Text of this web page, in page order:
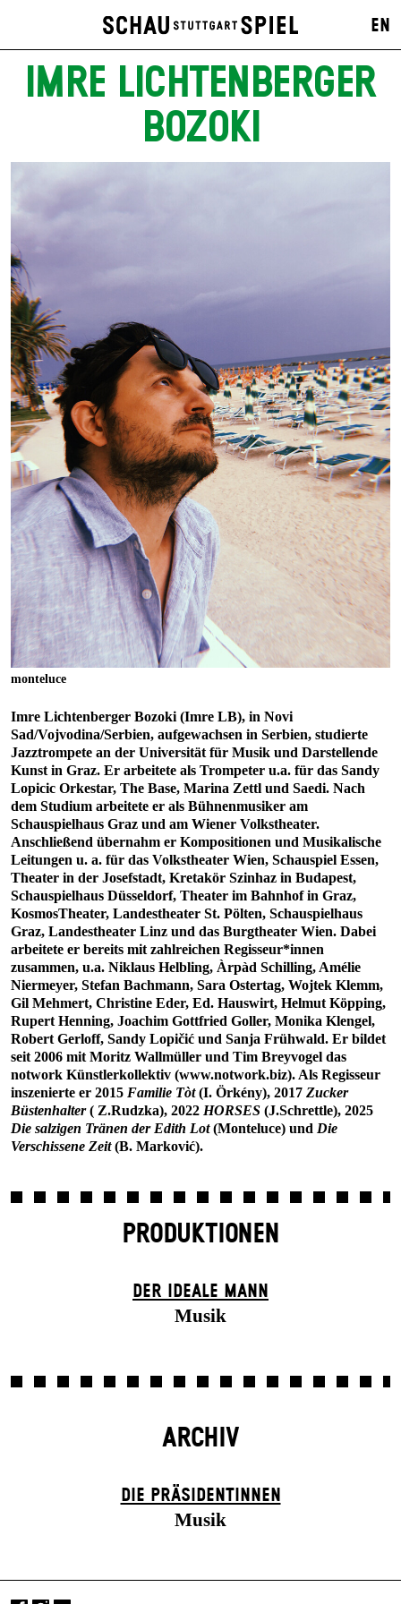
EN
IMRE LICHTENBERGER
BOZOKI
monteluce
Imre Lichtenberger Bozoki (Imre LB), in Novi
Sad/Vojvodina/Serbien, aufgewachsen in Serbien, studierte
Jazztrompete an der Universität für Musik und Darstellende
Kunst in Graz. Er arbeitete als Trompeter u.a. für das Sandy
Lopicic Orkestar, The Base, Marina Zettl und Saedi. Nach
dem Studium arbeitete er als Bühnenmusiker am
Schauspielhaus Graz und am Wiener Volkstheater.
Anschließend übernahm er Kompositionen und Musikalische
Leitungen u. a. für das Volkstheater Wien, Schauspiel Essen,
Theater in der Josefstadt, Kretakör Szinhaz in Budapest,
Schauspielhaus Düsseldorf, Theater im Bahnhof in Graz,
KosmosTheater, Landestheater St. Pölten, Schauspielhaus
Graz, Landestheater Linz und das Burgtheater Wien. Dabei
arbeitete er bereits mit zahlreichen Regisseur*innen
zusammen, u.a. Niklaus Helbling, Àrpàd Schilling, Amélie
Niermeyer, Stefan Bachmann, Sara Ostertag, Wojtek Klemm,
Gil Mehmert, Christine Eder, Ed. Hauswirt, Helmut Köpping,
Rupert Henning, Joachim Gottfried Goller, Monika Klengel,
Robert Gerloff, Sandy Lopičić und Sanja Frühwald. Er bildet
seit 2006 mit Moritz Wallmüller und Tim Breyvogel das
notwork Künstlerkollektiv (www.notwork.biz). Als Regisseur
inszenierte er 2015 Familie Tòt(I. Örkény), 2017 Zucker
Büstenhalter( Z.Rudzka), 2022 HORSES (J.Schrettle), 2025
Die salzigen Tränen der Edith Lot(Monteluce) und Die
Verschissene Zeit(B. Marković).
PRODUKTIONEN
DER IDEALE MANN
Musik
ARCHIV
DIE PRÄSI­DENT­INNEN
Musik